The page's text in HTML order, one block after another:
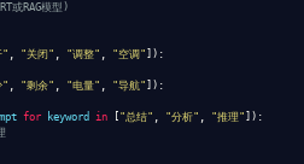
或RAG模型)
" , "关闭" , "调整" , "空调" ]):
" , "剩余" , "电量" , "导航" ]):
for keyword in [ "总结" , "分析" , "推理" ]):